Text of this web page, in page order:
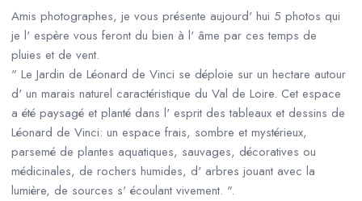
Amis photographes, je vous présente aujourd' hui 5 photos qui
je l' espère vous feront du bien à l' âme par ces temps de
pluies et de vent.
" Le Jardin de Léonard de Vinci se déploie sur un hectare autour
d' un marais naturel caractéristique du Val de Loire. Cet espace
a été paysagé et planté dans l' esprit des tableaux et dessins de
Léonard de Vinci: un espace frais, sombre et mystérieux,
parsemé de plantes aquatiques, sauvages, décoratives ou
médicinales, de rochers humides, d' arbres jouant avec la
lumière, de sources s' écoulant vivement. ".